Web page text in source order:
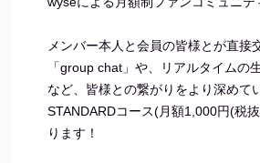
メンバー本人と会員の皆様とが直接
「group chat」や、リアルタイムの
など、皆様との繋がりをより深めて
STANDARDコース(月額1,000円(税
ります！